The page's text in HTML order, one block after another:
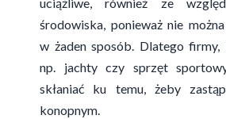
środowiska, ponieważ nie
w żaden sposób. Dlatego
np. jachty czy sprzęt
skłaniać ku temu, żeby
konopnym.